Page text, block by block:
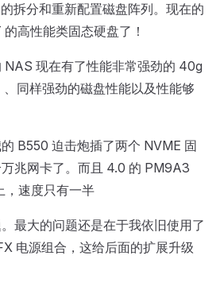
拆分和重新配置磁盘阵列。现在的
高性能类固态硬盘了！
NAS 现在有了性能非常强劲的 40g
同样强劲的磁盘性能以及性能够
B550 迫击炮插了两个 NVME 固
兆网卡了。而且 4.0 的 PM9A3
，速度只有一半
最大的问题还是在于我依旧使用了
电源组合，这给后面的扩展升级